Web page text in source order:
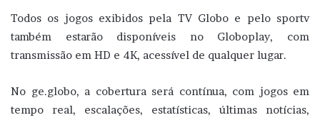
Todos os jogos exibidos pela TV Globo e pelo sportv
também estarão disponíveis no Globoplay, com
transmissão em HD e 4K, acessível de qualquer lugar.
No ge.globo, a cobertura será contínua, com jogos em
tempo real, escalações, estatísticas, últimas notícias,